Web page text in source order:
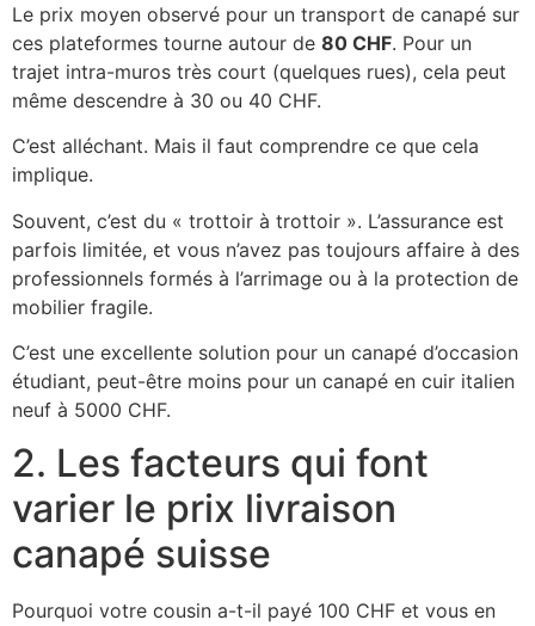
Le prix moyen observé pour un transport de canapé sur
ces plateformes tourne autour de 80 CHF. Pour un
trajet intra-muros très court (quelques rues), cela peut
même descendre à 30 ou 40 CHF.
C’est alléchant. Mais il faut comprendre ce que cela
implique.
Souvent, c’est du « trottoir à trottoir ». L’assurance est
parfois limitée, et vous n’avez pas toujours affaire à des
professionnels formés à l’arrimage ou à la protection de
mobilier fragile.
C’est une excellente solution pour un canapé d’occasion
étudiant, peut-être moins pour un canapé en cuir italien
neuf à 5000 CHF.
2. Les facteurs qui font
varier le prix livraison
canapé suisse
Pourquoi votre cousin a-t-il payé 100 CHF et vous en